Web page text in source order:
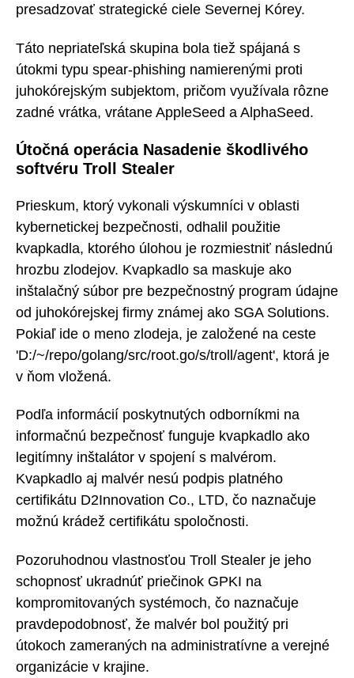
presadzovať strategické ciele Severnej Kórey.
Táto nepriateľská skupina bola tiež spájaná s
útokmi typu spear-phishing namierenými proti
juhokórejským subjektom, pričom využívala rôzne
zadné vrátka, vrátane AppleSeed a AlphaSeed.
Útočná operácia Nasadenie škodlivého
softvéru Troll Stealer
Prieskum, ktorý vykonali výskumníci v oblasti
kybernetickej bezpečnosti, odhalil použitie
kvapkadla, ktorého úlohou je rozmiestniť následnú
hrozbu zlodejov. Kvapkadlo sa maskuje ako
inštalačný súbor pre bezpečnostný program údajne
od juhokórejskej firmy známej ako SGA Solutions.
Pokiaľ ide o meno zlodeja, je založené na ceste
'D:/~/repo/golang/src/root.go/s/troll/agent', ktorá je
v ňom vložená.
Podľa informácií poskytnutých odborníkmi na
informačnú bezpečnosť funguje kvapkadlo ako
legitímny inštalátor v spojení s malvérom.
Kvapkadlo aj malvér nesú podpis platného
certifikátu D2Innovation Co., LTD, čo naznačuje
možnú krádež certifikátu spoločnosti.
Pozoruhodnou vlastnosťou Troll Stealer je jeho
schopnosť ukradnúť priečinok GPKI na
kompromitovaných systémoch, čo naznačuje
pravdepodobnosť, že malvér bol použitý pri
útokoch zameraných na administratívne a verejné
organizácie v krajine.